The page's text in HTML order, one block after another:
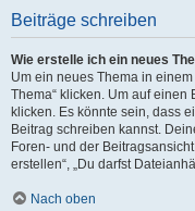
Beiträge schreiben
Wie erstelle ich ein neues
Um ein neues Thema in
Thema“ klicken. Um auf einen
klicken. Es könnte sein, dass
Beitrag schreiben kannst.
Foren- und der
erstellen“, „Du darfst
Nach oben